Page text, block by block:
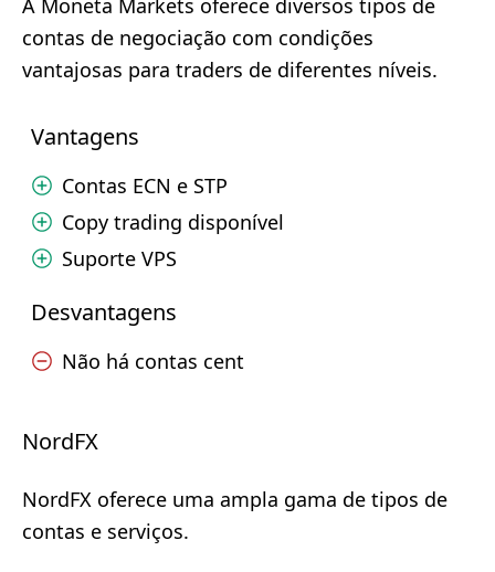
A Moneta Markets oferece diversos tipos de
contas de negociação com condições
vantajosas para traders de diferentes níveis.
Vantagens
Contas ECN e STP
Copy trading disponível
Suporte VPS
Desvantagens
Não há contas cent
NordFX
NordFX oferece uma ampla gama de tipos de
contas e serviços.